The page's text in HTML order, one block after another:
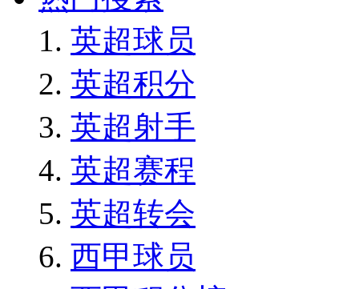
英超球员
英超积分
英超射手
英超赛程
英超转会
西甲球员